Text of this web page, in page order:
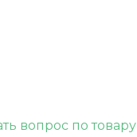
вопрос по товару